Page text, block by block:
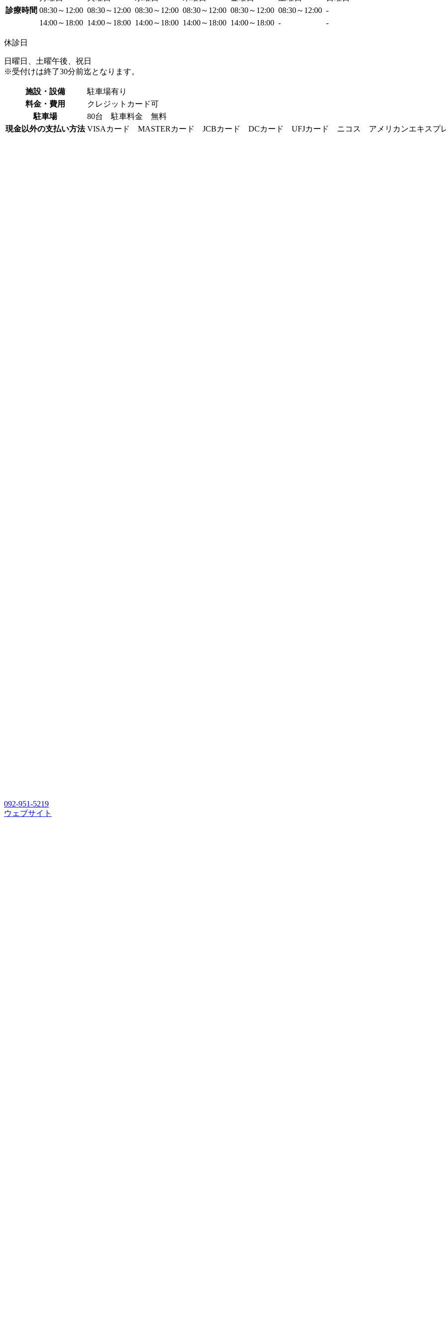
診療時間 08:30～12:00 08:30～12:00 08:30～12:00 08:30～12:00 08:30～12:00 08:30～12:00 -
14:00～18:00 14:00～18:00 14:00～18:00 14:00～18:00 14:00～18:00 - -
休診日
日曜日、土曜午後、祝日
※受付けは終了30分前迄となります。
施設・設備
駐車場有り
料金・費用
クレジットカード可
駐車場
80台 駐車料金 無料
現金以外の支払い方法 VISAカード MASTERカード JCBカード DCカード UFJカード ニコス アメリカンエキスプ
092-951-5219
ウェブサイト